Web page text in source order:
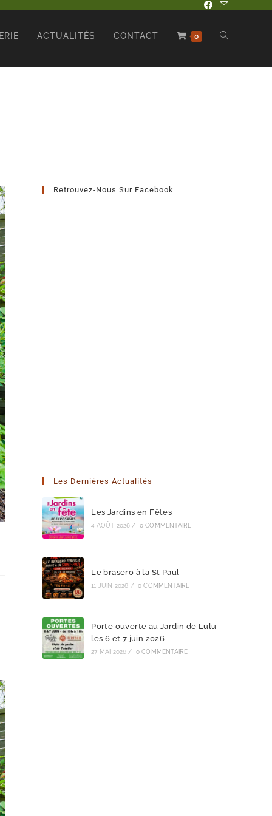
ACTUALITÉS CONTACT 0
Retrouvez-Nous Sur Facebook
Les Dernières Actualités
Les Jardins en Fêtes
4 AOÛT 2026 / 0 COMMENTAIRE
Le brasero à la St Paul
11 JUIN 2026 / 0 COMMENTAIRE
Porte ouverte au Jardin de Lulu
les 6 et 7 juin 2026
27 MAI 2026 / 0 COMMENTAIRE